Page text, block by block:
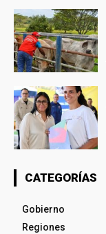
CATEGORÍAS
Gobierno
Regiones